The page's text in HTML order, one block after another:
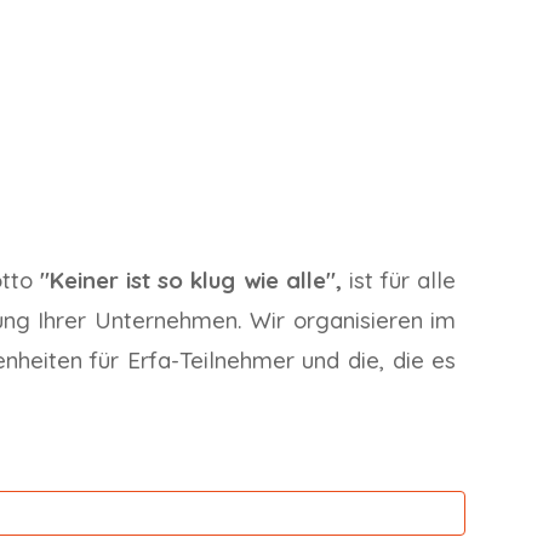
"Keiner ist so klug wie alle", ist für alle
Ihrer Unternehmen. Wir organisieren im
für Erfa-Teilnehmer und die, die es